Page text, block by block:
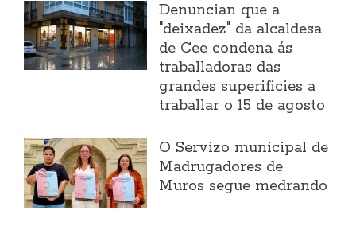
Denuncian que a
"deixadez" da alcaldesa
de Cee condena ás
traballadoras das
grandes superificies a
traballar o 15 de agosto
O Servizo municipal de
Madrugadores de
Muros segue medrando